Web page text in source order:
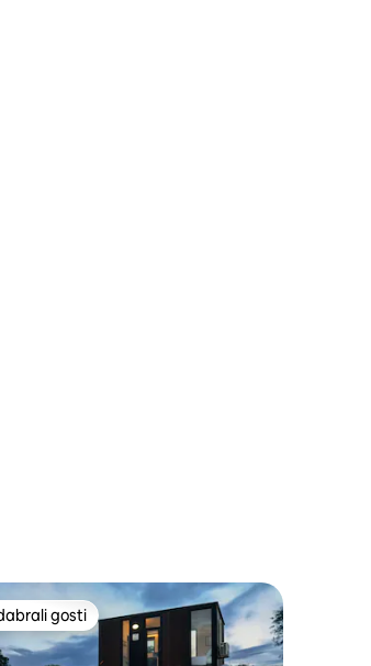
zaslonu.
gosti
gosti